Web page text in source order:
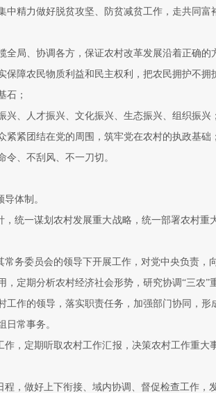
精力做好脱贫攻坚、防贫减贫工作，走共同富
局、协调各方，保证农村改革发展沿着正确的
保障农民物质利益和民主权利，把农民拥护不
石；
兴、人才振兴、文化振兴、生态振兴、组织振兴；
紧紧团结在党的周围，筑牢党在农村的执政基础；
令、不刮风、不一刀切。
体制。
统一谋划农村发展重大战略，统一部署农村重
务委员会的领导下开展工作，对党中央负责，
定期分析农村经济社会形势，研究协调“三农”
作的领导，落实职责任务，加强部门协同，形
常事务。
，定期听取农村工作汇报，决策农村工作重大
，做好上下衔接、域内协调、督促检查工作，